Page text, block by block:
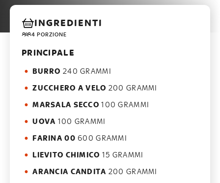
INGREDIENTI
4 PORZIONE
PRINCIPALE
BURRO 240 GRAMMI
ZUCCHERO A VELO 200 GRAMMI
MARSALA SECCO 100 GRAMMI
UOVA 100 GRAMMI
FARINA 00 600 GRAMMI
LIEVITO CHIMICO 15 GRAMMI
ARANCIA CANDITA 200 GRAMMI